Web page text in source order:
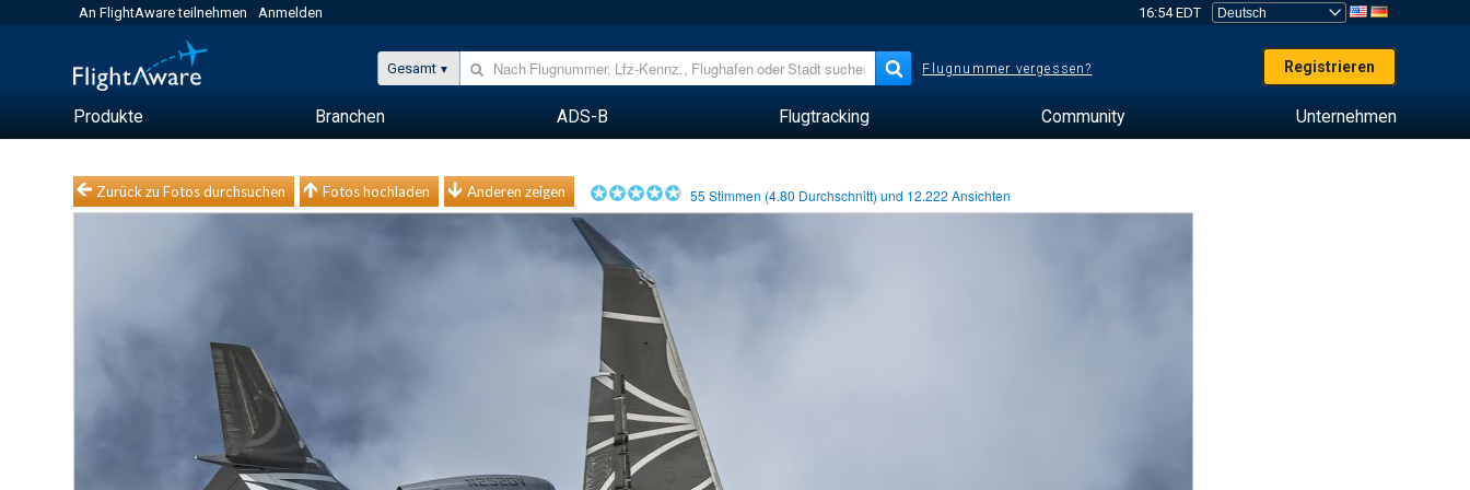
An FlightAware teilnehmen Anmelden 16:54 EDT
Gesamt Flugnummer vergessen? Registrieren
Produkte Branchen ADS-B Flugtracking Community Unternehmen
Zurück zu Fotos durchsuchen Fotos hochladen Anderen zeigen 55 Stimmen (4.80 Durchschnitt) und 12.222 Ansichten